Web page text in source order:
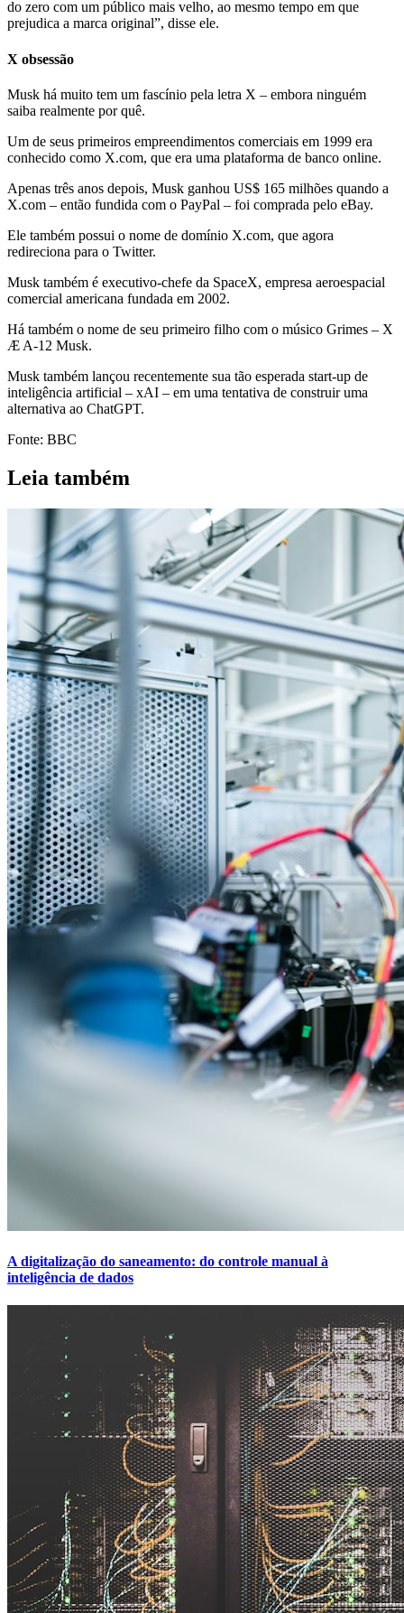
do zero com um público mais velho, ao mesmo tempo em que
prejudica a marca original”, disse ele.
X obsessão
Musk há muito tem um fascínio pela letra X – embora ninguém
saiba realmente por quê.
Um de seus primeiros empreendimentos comerciais em 1999 era
conhecido como X.com, que era uma plataforma de banco online.
Apenas três anos depois, Musk ganhou US$ 165 milhões quando a
X.com – então fundida com o PayPal – foi comprada pelo eBay.
Ele também possui o nome de domínio X.com, que agora
redireciona para o Twitter.
Musk também é executivo-chefe da SpaceX, empresa aeroespacial
comercial americana fundada em 2002.
Há também o nome de seu primeiro filho com o músico Grimes – X
Æ A-12 Musk.
Musk também lançou recentemente sua tão esperada start-up de
inteligência artificial – xAI – em uma tentativa de construir uma
alternativa ao ChatGPT.
Fonte: BBC
Leia também
A digitalização do saneamento: do controle manual à
inteligência de dados